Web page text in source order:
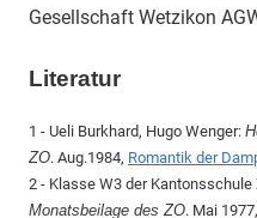
Gesellschaft Wetzikon
Literatur
1 - Ueli Burkhard, Hugo Wenger:
ZO. Aug.1984, Romantik der
2 - Klasse W3 der Kantonsschule
Monatsbeilage des ZO. Mai 1977,